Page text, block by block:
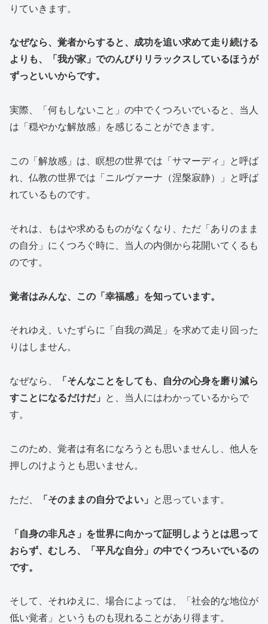
りていきます。
なぜなら、覚者からすると、成功を追い求めて走り続ける
よりも、「我が家」でのんびりリラックスしているほうが
ずっといいからです。
実際、「何もしないこと」の中でくつろいでいると、当人
は「穏やかな解放感」を感じることができます。
この「解放感」は、瞑想の世界では「サマーディ」と呼ば
れ、仏教の世界では「ニルヴァーナ（涅槃寂静）」と呼ば
れているものです。
それは、もはや求めるものがなくなり、ただ「ありのまま
の自分」にくつろぐ時に、当人の内側から花開いてくるも
のです。
覚者はみんな、この「幸福感」を知っています。
それゆえ、いたずらに「自我の満足」を求めて走り回った
りはしません。
なぜなら、
「そんなことをしても、自分の心身を磨り減ら
すことになるだけだ」
と、当人にはわかっているからで
す。
このため、覚者は有名になろうとも思いませんし、他人を
押しのけようとも思いません。
ただ、 「そのままの自分でよい」 と思っています。
「自身の非凡さ」を世界に向かって証明しようとは思って
おらず、むしろ、「平凡な自分」の中でくつろいでいるの
です。
そして、それゆえに、場合によっては、「社会的な地位が
低い覚者」というものも現れることがあり得ます。